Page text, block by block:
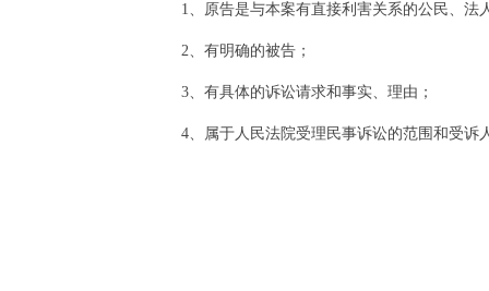
1、原告是与本案有直接利害关系的公民、法
2、有明确的被告；
3、有具体的诉讼请求和事实、理由；
4、属于人民法院受理民事诉讼的范围和受诉